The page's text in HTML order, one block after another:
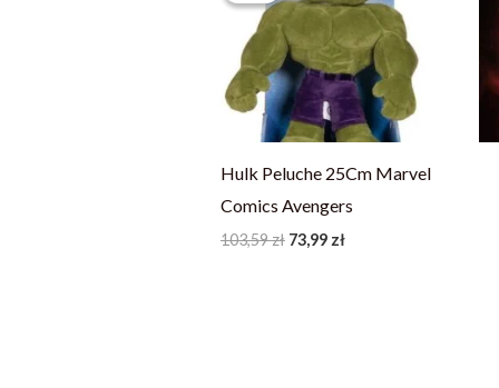
Hulk Peluche 25Cm Marvel
Comics Avengers
103,59zł
103,59 zł.
73,99 zł
73,99 zł.